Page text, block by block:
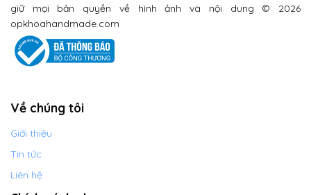
giữ mọi bản quyền về hình ảnh và nội dung © 2026
opkhoahandmade.com
Về chúng tôi
Giới thiệu
Tin tức
Liên hệ